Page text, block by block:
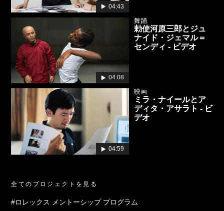
04:43
04:08
舞踊
勅使河原三郎とジュ
ナイド・ジェマル＝
センディ - ビデオ
04:59
映画
ミラ・ナイールとア
ディタ・アサラト - ビ
デオ
全てのプロジェクトを見る
#ロレックス メントーシップ プログラム